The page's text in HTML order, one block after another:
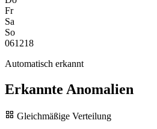
Fr
Sa
So
061218
Automatisch erkannt
Erkannte Anomalien
Gleichmäßige Verteilung